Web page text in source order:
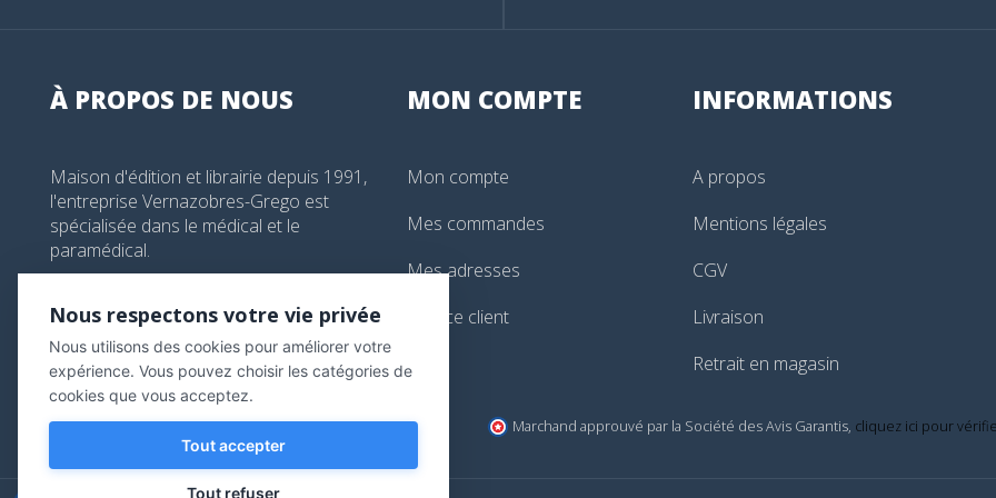
À PROPOS DE NOUS
Maison d'édition et librairie depuis 1991,
l'entreprise Vernazobres-Grego est
spécialisée dans le médical et le
paramédical.
librairie@vg-editions.com
MON COMPTE
Mon compte
Mes commandes
Mes adresses
Service client
INFORMATIONS
A propos
Mentions légales
CGV
Livraison
Retrait en magasin
Marchand approuvé par la Société des Avis Garantis, cliquez ici pour
Nous respectons votre vie privée
Nous utilisons des cookies pour améliorer votre
expérience. Vous pouvez choisir les catégories de
cookies que vous acceptez.
Tout accepter
Tout refuser